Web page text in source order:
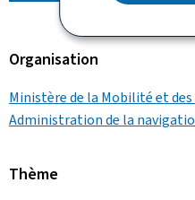
Organisation
Ministère de la Mobilité et des
Administration de la
Thème